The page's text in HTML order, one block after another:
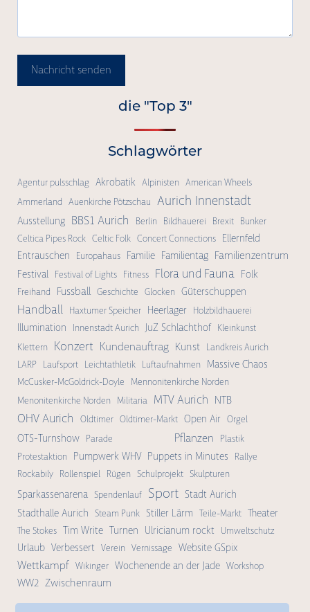
Nachricht senden
die "Top 3"
Schlagwörter
Agentur pulsschlag Akrobatik Alpinisten American Wheels
Ammerland Auenkirche Pötzschau Aurich Innenstadt
Ausstellung BBS1 Aurich Berlin Bildhauerei Brexit Bunker
Celtica Pipes Rock Celtic Folk Concert Connections Ellernfeld
Entrauschen
Europahaus Familie Familientag Familienzentrum
Festival Festival of Lights Fitness Flora und Fauna Folk
Freihand Fussball Geschichte Glocken Güterschuppen
Handball Haxtumer Speicher Heerlager Holzbildhauerei
Illumination Innenstadt Aurich JuZ Schlachthof Kleinkunst
Klettern
Konzert Kundenauftrag Kunst Landkreis Aurich
LARP Laufsport Leichtathletik Luftaufnahmen Massive Chaos
McCusker-McGoldrick-Doyle
Mennonitenkirche Norden
Menonitenkirche Norden
Militaria MTV Aurich NTB
OHV Aurich Oldtimer Oldtimer-Markt Open Air Orgel
OTS-Turnshow Parade Pflanzen
Plastik
Protestaktion
Pumpwerk WHV Puppets in Minutes
Rallye
Rockabily Rollenspiel Rügen Schulprojekt Skulpturen
Sparkassenarena Spendenlauf Sport Stadt Aurich
Stadthalle Aurich Steam Punk Stiller Lärm Teile-Markt Theater
The Stokes Tim Write Turnen Ulricianum rockt Umweltschutz
Urlaub Verbessert Verein Vernissage Website GSpix
Wettkampf Wikinger Wochenende an der Jade Workshop
WW2 Zwischenraum